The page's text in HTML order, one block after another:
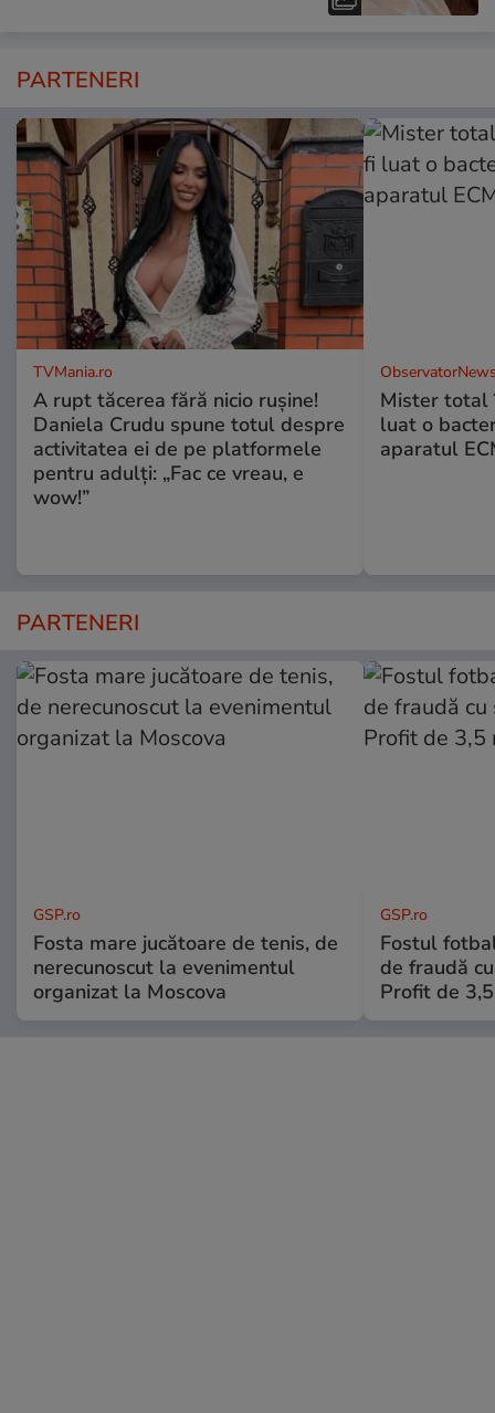
PARTENERI
TVMania.ro
A rupt tăcerea fără nicio rușine!
Daniela Crudu spune totul despre
activitatea ei de pe platformele
pentru adulți: „Fac ce vreau, e
wow!”
Mister total
luat o
aparatul
PARTENERI
GSP.ro
Fosta mare jucătoare de tenis, de
nerecunoscut la evenimentul
organizat la Moscova
GSP.ro
Fostul
de fraudă
Profit de